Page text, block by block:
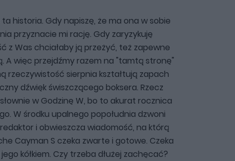
historia. Gdy napiszę, że ma ona w sobie
przyznacie mi rację. Gdy zaryzykuję
z Was chciałaby ją przeżyć, też zapewne
A więc przejdźmy razem na "tamtą stronę"
rzeczywistość sierpnia kształtują zapach
dźwięk świszczącego boksera. Rzecz
w Godzinę W, bo to akurat rocznica
W środku upalnego popołudnia dzwoni
i obwieszcza wiadomość, na którą
Cayman S czeka zwarte i gotowe. Czeka
kółkiem. Czy trzeba dłużej zachęcać?